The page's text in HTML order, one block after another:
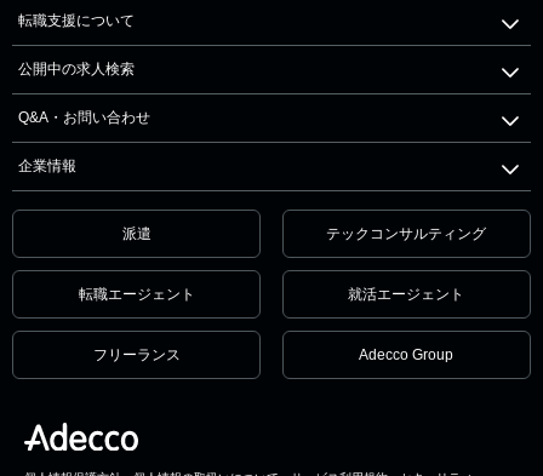
転職支援について
公開中の求人検索
Q&A・お問い合わせ
企業情報
派遣 テックコンサルティング
転職エージェント 就活エージェント
フリーランス Adecco Group